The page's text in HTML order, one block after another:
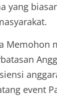
yang
Memohon
event